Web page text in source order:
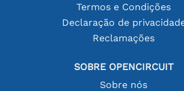
Termos e Condições
Declaração de
Reclamações
SOBRE OPENCIRCUIT
Sobre nós